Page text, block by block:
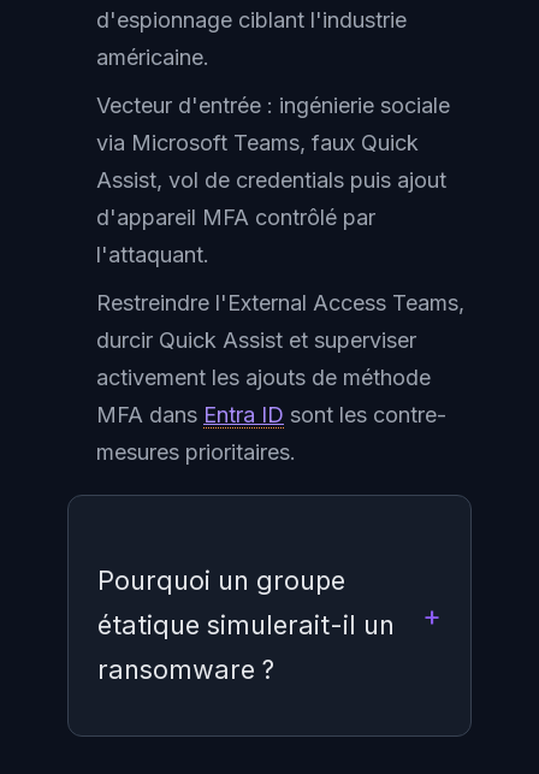
d'espionnage ciblant l'industrie
américaine.
Vecteur d'entrée : ingénierie sociale
via Microsoft Teams, faux Quick
Assist, vol de credentials puis ajout
d'appareil MFA contrôlé par
l'attaquant.
Restreindre l'External Access Teams,
durcir Quick Assist et superviser
activement les ajouts de méthode
MFA dans Entra ID sont les contre-
mesures prioritaires.
Pourquoi un groupe
étatique simulerait-il un
ransomware ?